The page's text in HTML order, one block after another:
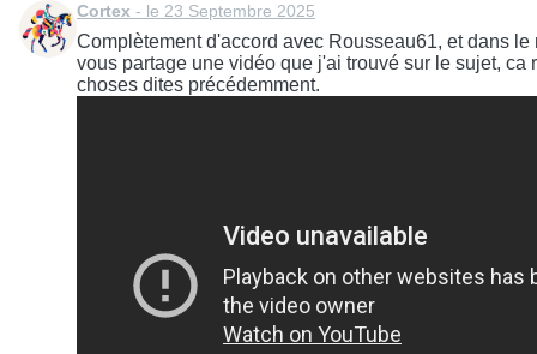
Cortex - le 23 Septembre 2025
Complètement d'accord avec Rousseau61, et dans le
vous partage une vidéo que j'ai trouvé sur le sujet, ca
choses dites précédemment.